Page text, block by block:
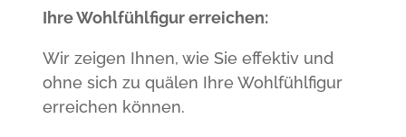
Ihre Wohlfühlfigur erreichen:
Wir zeigen Ihnen, wie Sie effektiv und
ohne sich zu quälen Ihre Wohlfühlfigur
erreichen können.